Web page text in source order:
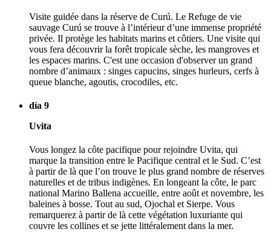
Visite guidée dans la réserve de Curú. Le Refuge de vie
sauvage Curú se trouve à l’intérieur d’une immense propriété
privée. Il protège les habitats marins et côtiers. Une visite qui
vous fera découvrir la forêt tropicale sèche, les mangroves et
les espaces marins. C'est une occasion d'observer un grand
nombre d’animaux : singes capucins, singes hurleurs, cerfs à
queue blanche, agoutis, crocodiles, etc.
día 9
Uvita
Vous longez la côte pacifique pour rejoindre Uvita, qui
marque la transition entre le Pacifique central et le Sud. C’est
à partir de là que l’on trouve le plus grand nombre de réserves
naturelles et de tribus indigènes. En longeant la côte, le parc
national Marino Ballena accueille, entre août et novembre, les
baleines à bosse. Tout au sud, Ojochal et Sierpe. Vous
remarquerez à partir de là cette végétation luxuriante qui
couvre les collines et se jette littéralement dans la mer.